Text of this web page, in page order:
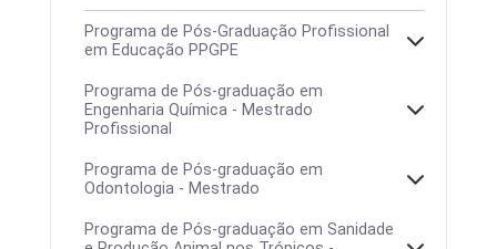
Programa de Pós-Graduação Profissional
em Educação PPGPE
Programa de Pós-graduação em
Engenharia Química - Mestrado
Profissional
Programa de Pós-graduação em
Odontologia - Mestrado
Programa de Pós-graduação em Sanidade